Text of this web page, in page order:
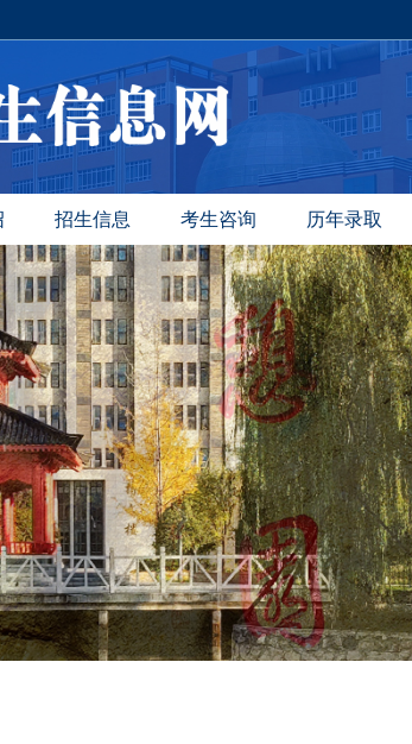
招生信息 考生咨询 历年录取